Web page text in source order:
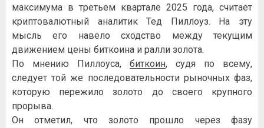
максимума в третьем квартале 2025 года, считает
криптовалютный аналитик Тед Пиллоуз. На эту
мысль его навело сходство между текущим
движением цены биткоина и ралли золота.
По мнению Пиллоуса, биткоин, судя по всему,
следует той же последовательности рыночных фаз,
которую пережило золото до своего крупного
прорыва.
Он отметил, что золото прошло через фазу